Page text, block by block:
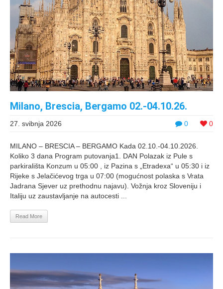
Milano, Brescia, Bergamo 02.-04.10.26.
0 0
27. svibnja 2026
MILANO – BRESCIA – BERGAMO Kada 02.10.-04.10.2026.
Koliko 3 dana Program putovanja1. DAN Polazak iz Pule s
parkirališta Konzum u 05:00 , iz Pazina s „Etradexa“ u 05:30 i iz
Rijeke s Jelačićevog trga u 07:00 (mogućnost polaska s Vrata
Jadrana Sjever uz prethodnu najavu). Vožnja kroz Sloveniju i
Italiju uz zaustavljanje na autocesti ...
Read More